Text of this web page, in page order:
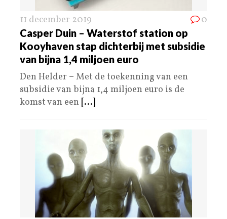
11 december 2019 0
Casper Duin – Waterstof station op
Kooyhaven stap dichterbij met subsidie
van bijna 1,4 miljoen euro
Den Helder – Met de toekenning van een
subsidie van bijna 1,4 miljoen euro is de
komst van een [...]